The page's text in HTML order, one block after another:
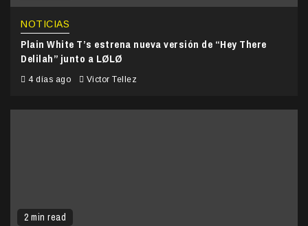
NOTICIAS
Plain White T’s estrena nueva versión de “Hey There
Delilah” junto a LØLØ
4 días ago Victor Tellez
2 min read